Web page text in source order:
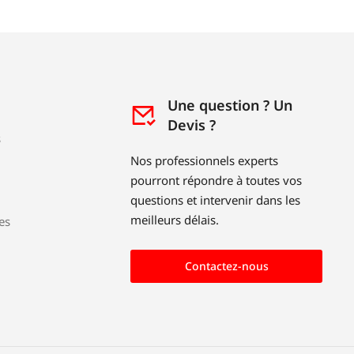
Une question ? Un
Devis ?
Nos professionnels experts
pourront répondre à toutes vos
questions et intervenir dans les
meilleurs délais.
Contactez-nous